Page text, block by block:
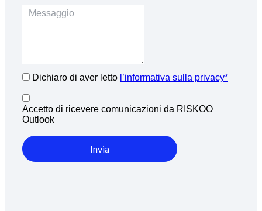
Dichiaro di aver letto l’informativa sulla privacy*
Accetto di ricevere comunicazioni da RISKOO
Outlook
Invia